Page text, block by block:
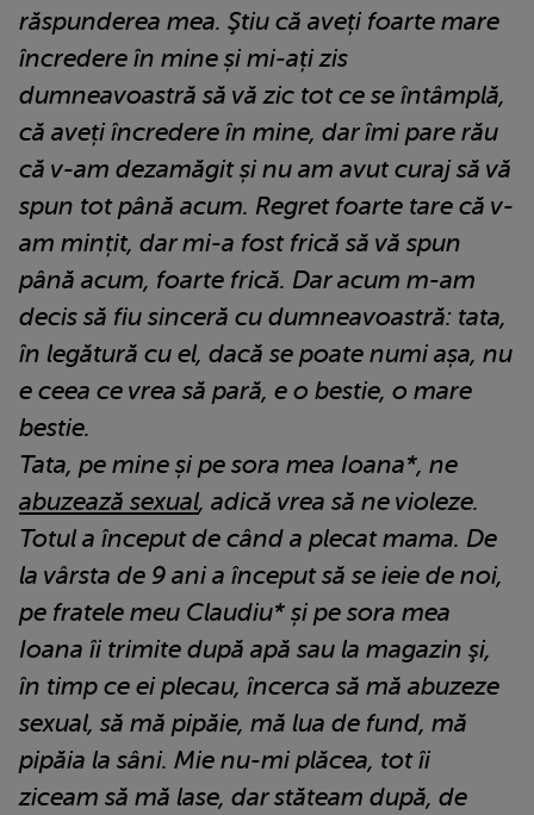
răspunderea mea. Ştiu că aveți foarte mare
încredere în mine și mi-ați zis
dumneavoastră să vă zic tot ce se întâmplă,
că aveți încredere în mine, dar îmi pare rău
că v-am dezamăgit și nu am avut curaj să vă
spun tot până acum. Regret foarte tare că v-
am mințit, dar mi-a fost frică să vă spun
până acum, foarte frică. Dar acum m-am
decis să fiu sinceră cu dumneavoastră: tata,
în legătură cu el, dacă se poate numi așa, nu
e ceea ce vrea să pară, e o bestie, o mare
bestie.
Tata, pe mine și pe sora mea Ioana*, ne
abuzează sexual, adică vrea să ne violeze.
Totul a început de când a plecat mama. De
la vârsta de 9 ani a început să se ieie de noi,
pe fratele meu Claudiu* și pe sora mea
Ioana îi trimite după apă sau la magazin şi,
în timp ce ei plecau, încerca să mă abuzeze
sexual, să mă pipăie, mă lua de fund, mă
pipăia la sâni. Mie nu-mi plăcea, tot îi
ziceam să mă lase, dar stăteam după, de